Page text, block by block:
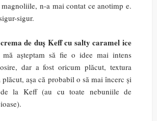
n-a mai contat ce anotimp e.
sigur.
crema de duș Keff cu salty caramel ice
mă așteptam să fie o idee mai intens
dar a fost oricum plăcut, textura
plăcut, așa că probabil o să mai încerc și
la Keff (au cu toate nebuniile de